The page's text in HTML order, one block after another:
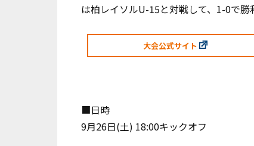
は柏レイソルU-15と対戦して、1-0で勝
大会公式サイト
■日時
9月26日(土) 18:00キックオフ